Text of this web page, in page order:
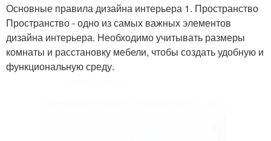
Основные правила дизайна интерьера 1. Пространство
Пространство - одно из самых важных элементов
дизайна интерьера. Необходимо учитывать размеры
комнаты и расстановку мебели, чтобы создать удобную и
функциональную среду.